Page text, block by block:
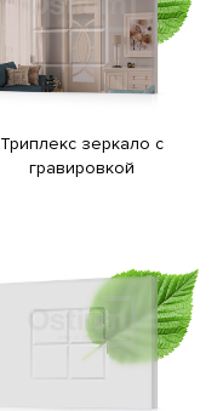
Триплекс зеркало с
гравировкой